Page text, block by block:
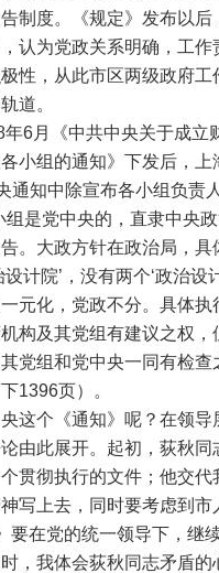
制度。《规定》发布以后
认为党政关系明确，工作
性，从此市区两级政府工
道。
6月《中共中央关于成立
小组的通知》下发后，上
通知中除宣布各小组负责
组是党中央的，直隶中央
。大政方针在政治局，具
计院’，没有两个‘政治设
元化，党政不分。具体执
构及其党组有建议之权，
党组和党中央一同有检查
1396页）。
央这个《通知》呢？在领导
由此展开。起初，荻秋同
贯彻执行的文件；他交代
写上去，同时要考虑到市
要在党的统一领导下，继
，我体会荻秋同志矛盾的